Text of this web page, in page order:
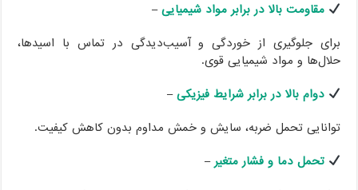
مقاومت بالا در برابر مواد شیمیایی–
برای جلوگیری از خوردگی و آسیب‌دیدگی در تماس با اسیدها،
حلال‌ها و مواد شیمیایی قوی.
دوام بالا در برابر شرایط فیزیکی–
توانایی تحمل ضربه، سایش و خمش مداوم بدون کاهش کیفیت.
تحمل دما و فشار متغیر –